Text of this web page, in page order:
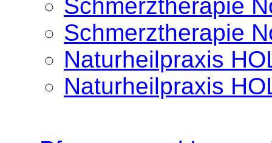
Schmerztherapie
Schmerztherapie
Naturheilpraxis
Naturheilpraxis